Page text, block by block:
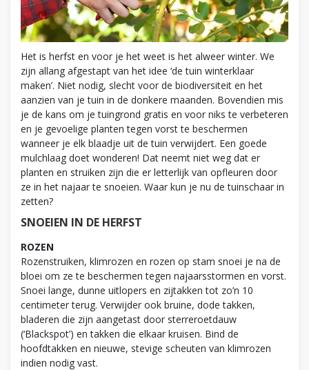
Het is herfst en voor je het weet is het alweer winter. We
zijn allang afgestapt van het idee ‘de tuin winterklaar
maken’. Niet nodig, slecht voor de biodiversiteit en het
aanzien van je tuin in de donkere maanden. Bovendien mis
je de kans om je tuingrond gratis en voor niks te verbeteren
en je gevoelige planten tegen vorst te beschermen
wanneer je elk blaadje uit de tuin verwijdert. Een goede
mulchlaag doet wonderen! Dat neemt niet weg dat er
planten en struiken zijn die er letterlijk van opfleuren door
ze in het najaar te snoeien. Waar kun je nu de tuinschaar in
zetten?
SNOEIEN IN DE HERFST
ROZEN
Rozenstruiken, klimrozen en rozen op stam snoei je na de
bloei om ze te beschermen tegen najaarsstormen en vorst.
Snoei lange, dunne uitlopers en zijtakken tot zo’n 10
centimeter terug. Verwijder ook bruine, dode takken,
bladeren die zijn aangetast door sterreroetdauw
(‘Blackspot’) en takken die elkaar kruisen. Bind de
hoofdtakken en nieuwe, stevige scheuten van klimrozen
indien nodig vast.